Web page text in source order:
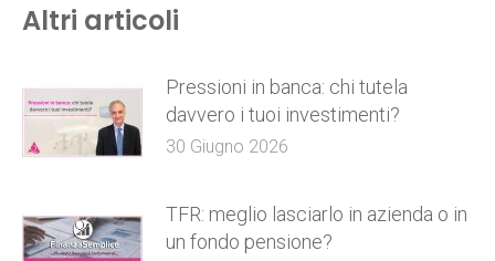
Altri articoli
Pressioni in banca: chi tutela
davvero i tuoi investimenti?
30 Giugno 2026
TFR: meglio lasciarlo in azienda o in
un fondo pensione?